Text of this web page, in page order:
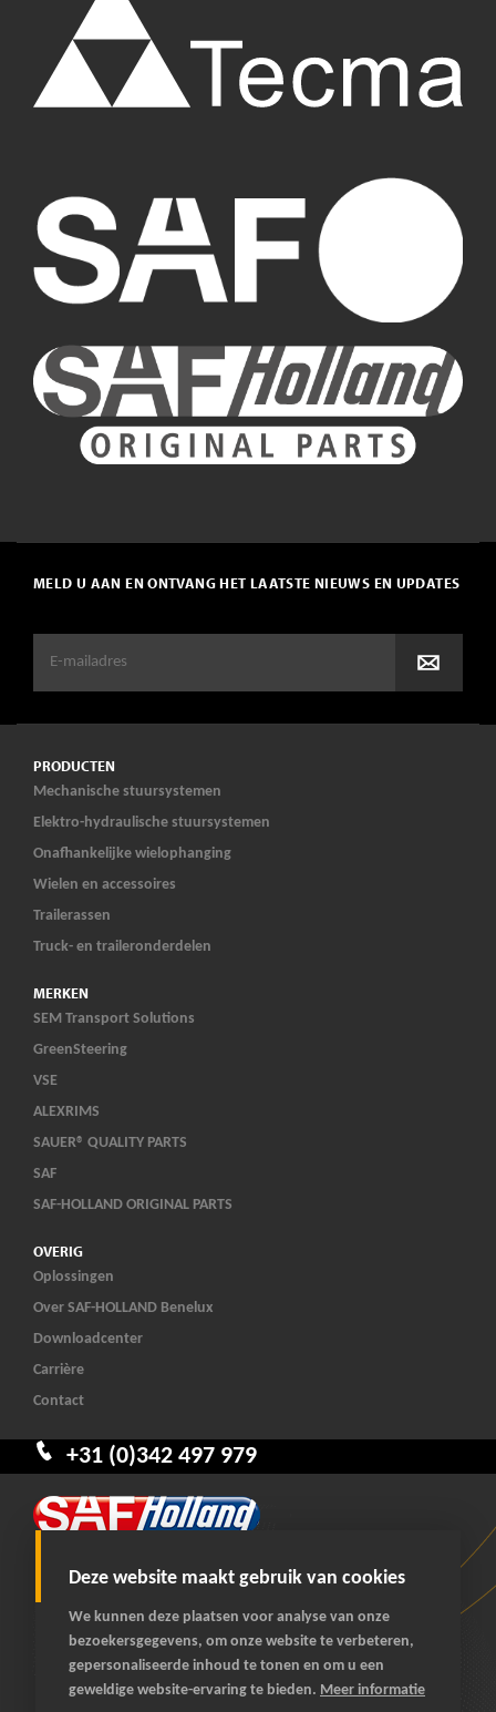
Deze website maakt gebruik van cookies
We kunnen deze plaatsen voor analyse van onze
bezoekersgegevens, om onze website te verbeteren,
gepersonaliseerde inhoud te tonen en om u een
geweldige website-ervaring te bieden. Meer informatie
MELD U AAN EN ONTVANG HET LAATSTE NIEUWS EN UPDATES
+31 (0)342 497 979
PRODUCTEN
Mechanische stuursystemen
Elektro-hydraulische stuursystemen
Onafhankelijke wielophanging
Wielen en accessoires
Trailerassen
Truck- en traileronderdelen
MERKEN
SEM Transport Solutions
GreenSteering
VSE
ALEXRIMS
SAUER® QUALITY PARTS
SAF
SAF-HOLLAND ORIGINAL PARTS
OVERIG
Oplossingen
Over SAF-HOLLAND Benelux
Downloadcenter
Carrière
Contact
© 2026 SAF-HOLLAND Benelux
Alle rechten voorbehouden
Algemene voorwaarden